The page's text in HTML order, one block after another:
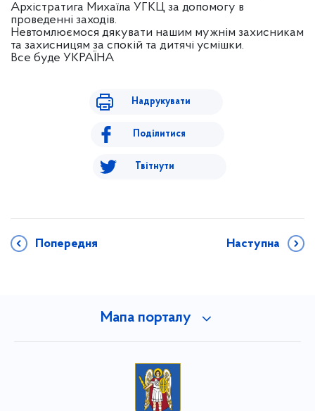
Архістратига Михаїла УГКЦ за допомогу в
проведенні заходів.
Невтомлюємося дякувати нашим мужнім захисникам
та захисницям за спокій та дитячі усмішки.
Все буде УКРАЇНА
Надрукувати
Поділитися
Твітнути
Попередня Наступна
Мапа порталу